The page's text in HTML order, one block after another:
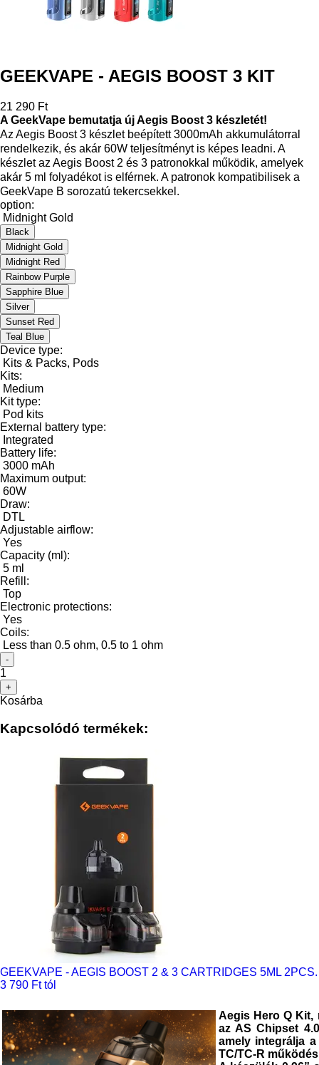
GEEKVAPE - AEGIS BOOST 3 KIT
21 290 Ft
A GeekVape bemutatja új Aegis Boost 3 készletét!
Az Aegis Boost 3 készlet beépített 3000mAh akkumulátorral
rendelkezik, és akár 60W teljesítményt is képes leadni. A
készlet az Aegis Boost 2 és 3 patronokkal működik, amelyek
akár 5 ml folyadékot is elférnek. A patronok kompatibilisek a
GeekVape B sorozatú tekercsekkel.
option:
Midnight Gold
Black
Midnight Gold
Midnight Red
Rainbow Purple
Sapphire Blue
Silver
Sunset Red
Teal Blue
Device type:
Kits & Packs, Pods
Kits:
Medium
Kit type:
Pod kits
External battery type:
Integrated
Battery life:
3000 mAh
Maximum output:
60W
Draw:
DTL
Adjustable airflow:
Yes
Capacity (ml):
5 ml
Refill:
Top
Electronic protections:
Yes
Coils:
Less than 0.5 ohm, 0.5 to 1 ohm
-
1
+
Kosárba
Kapcsolódó termékek:
GEEKVAPE - AEGIS BOOST 2 & 3 CARTRIDGES 5ML 2PCS.
3 790 Ft tól
Aegis Hero Q Kit,
azAS Chipset 4.0
amely integrálja
TC/TC-R